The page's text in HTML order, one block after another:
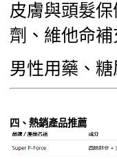
皮膚與頭髮
劑、維他命補
男性用藥、
四、熱銷產品推薦